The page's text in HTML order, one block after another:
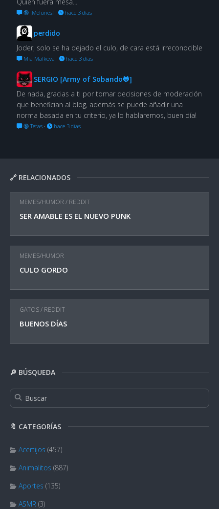
🔗 RELACIONADOS
MEMES/HUMOR / REDDIT
SER AMABLE ES EL NUEVO PUNK
MEMES/HUMOR
CULO GORDO
GATOS/ REDDIT
BUENOS DÍAS
🔎 BÚSQUEDA
🔖 CATEGORÍAS
Acertijos (457)
Animalitos (887)
Aportes (135)
ASMR (3)
🔞 ¡Melunes! · hace 3 días
perdido
Joder, solo se ha dejado el culo, de cara está irreconocible
Mia Malkova · hace 3 días
SERGIO [Army of Sobando🐸]
De nada, gracias a ti por tomar decisiones de moderación
que benefician al blog, además se puede añadir una
norma basada en tu criterio, ya lo hablaremos, buen día!
🔞 Tetas· hace 3 días